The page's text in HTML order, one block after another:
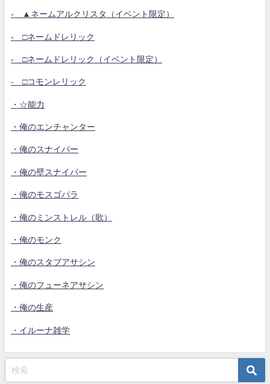
- ▲ネームアルクリスタ（イベント限定）
- □ネームドレリック
- □ネームドレリック（イベント限定）
- □コモンレリック
・☆能力
・俺のエンチャンター
・俺のスナイパー
・俺の壁スナイパー
・俺のモスゴパラ
・俺のミンストレル（歌）
・俺のモンク
・俺のスタブアサシン
・俺のフューネアサシン
・俺の生産
・イルーナ雑学